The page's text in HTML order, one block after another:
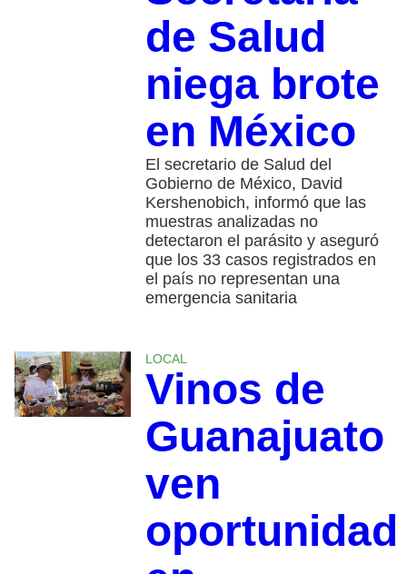
de Salud
niega brote
en México
El secretario de Salud del
Gobierno de México, David
Kershenobich, informó que las
muestras analizadas no
detectaron el parásito y aseguró
que los 33 casos registrados en
el país no representan una
emergencia sanitaria
LOCAL
Vinos de
Guanajuato
ven
oportunidad